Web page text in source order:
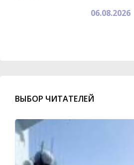
06.08.2026
ВЫБОР ЧИТАТЕЛЕЙ